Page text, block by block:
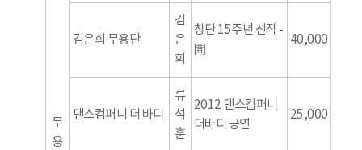
무
용
김은희 무용단
김
은
희
창단 15주년 신작 -
間
40,000
댄스컴퍼니 더 바디
류
석
훈
2012 댄스컴퍼니
더바디 공연
25,000